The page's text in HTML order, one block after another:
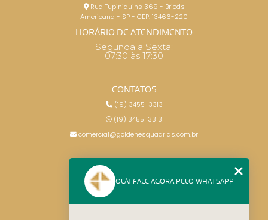
Rua Tupiniquins 369 - Brieds
Americana - SP - CEP: 13466-220
HORÁRIO DE ATENDIMENTO
Segunda a Sexta:
07:30 às 17:30
CONTATOS
(19) 3455-3313
(19) 3455-3313
comercial@goldenesquadrias.com.br
HOME
OLÁ! FALE AGORA PELO WHATSAPP